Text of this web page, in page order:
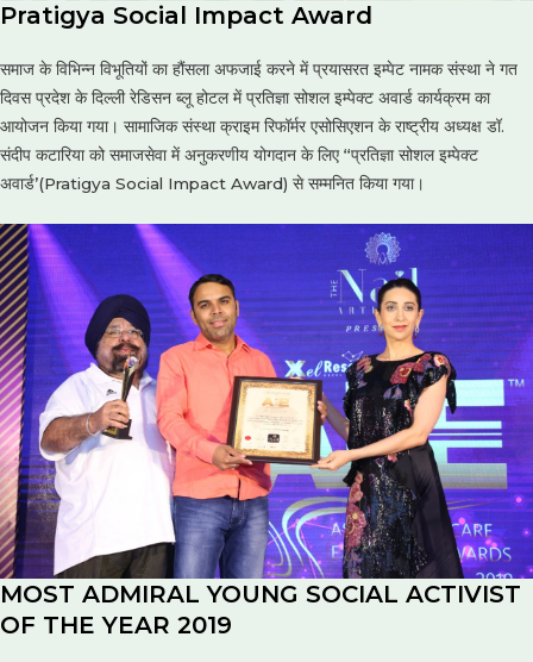
Pratigya Social Impact Award
समाज के विभिन्न विभूतियों का हौंसला अफजाई करने में प्रयासरत इम्पेट नामक संस्था ने गत
दिवस प्रदेश के दिल्ली रेडिसन ब्लू होटल में प्रतिज्ञा सोशल इम्पेक्ट अवार्ड कार्यक्रम का
आयोजन किया गया। सामाजिक संस्था क्राइम रिफॉर्मर एसोसिएशन के राष्ट्रीय अध्यक्ष डॉ.
संदीप कटारिया को समाजसेवा में अनुकरणीय योगदान के लिए ‘‘प्रतिज्ञा सोशल इम्पेक्ट
अवार्ड’(Pratigya Social Impact Award) से सम्मनित किया गया।
MOST ADMIRAL YOUNG SOCIAL ACTIVIST
OF THE YEAR 2019